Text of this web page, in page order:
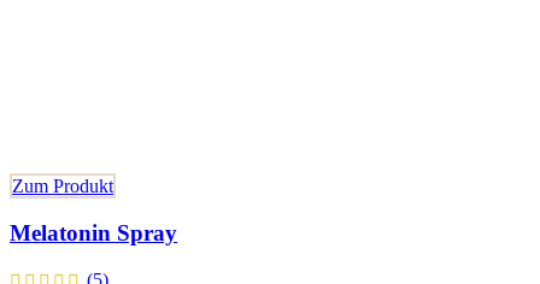
Zum Produkt
Melatonin Spray